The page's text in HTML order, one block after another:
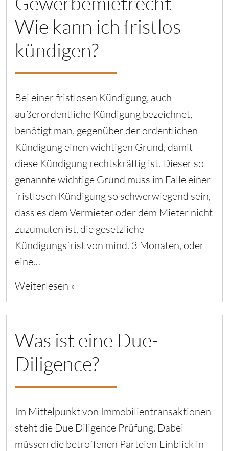
Wie kann ich fristlos
kündigen?
Bei einer fristlosen Kündigung, auch
außerordentliche Kündigung bezeichnet,
benötigt man, gegenüber der ordentlichen
Kündigung einen wichtigen Grund, damit
diese Kündigung rechtskräftig ist. Dieser so
genannte wichtige Grund muss im Falle einer
fristlosen Kündigung so schwerwiegend sein,
dass es dem Vermieter oder dem Mieter nicht
zuzumuten ist, die gesetzliche
Kündigungsfrist von mind. 3 Monaten, oder
eine…
Weiterlesen »
Was ist eine Due-
Diligence?
Im Mittelpunkt von Immobilientransaktionen
steht die Due Diligence Prüfung. Dabei
müssen die betroffenen Parteien Einblick in